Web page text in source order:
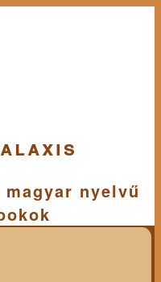
nyelvű